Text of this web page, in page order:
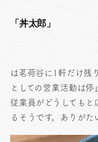
「丼太郎」
は茗荷谷に1軒だけ残
としての営業活動は
従業員がどうしてもと
るそうです。ありがた